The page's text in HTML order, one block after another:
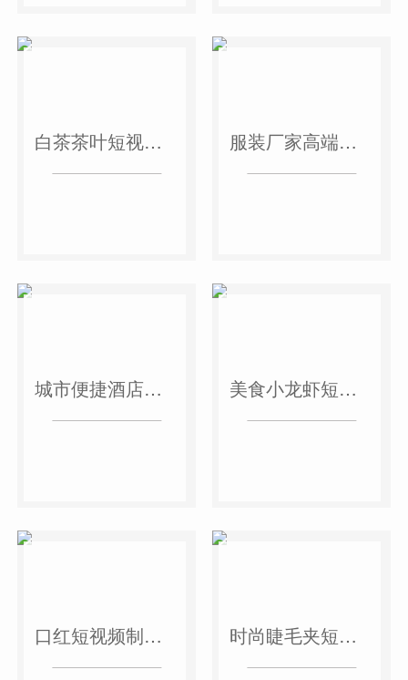
白茶茶叶短视频作品 服装厂家高端短视频作品
城市便捷酒店短视频案例 美食小龙虾短视频案例
口红短视频制作案例 时尚睫毛夹短视频案例